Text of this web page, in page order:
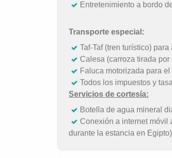
Entretenimiento a bordo
Transporte especial:
Taf-Taf (tren turístico)
Calesa (carroza tirada
Faluca motorizada para
Todos los impuestos y
Servicios de cortesía:
Botella de agua mineral
Conexión a internet móvil
durante la estancia en